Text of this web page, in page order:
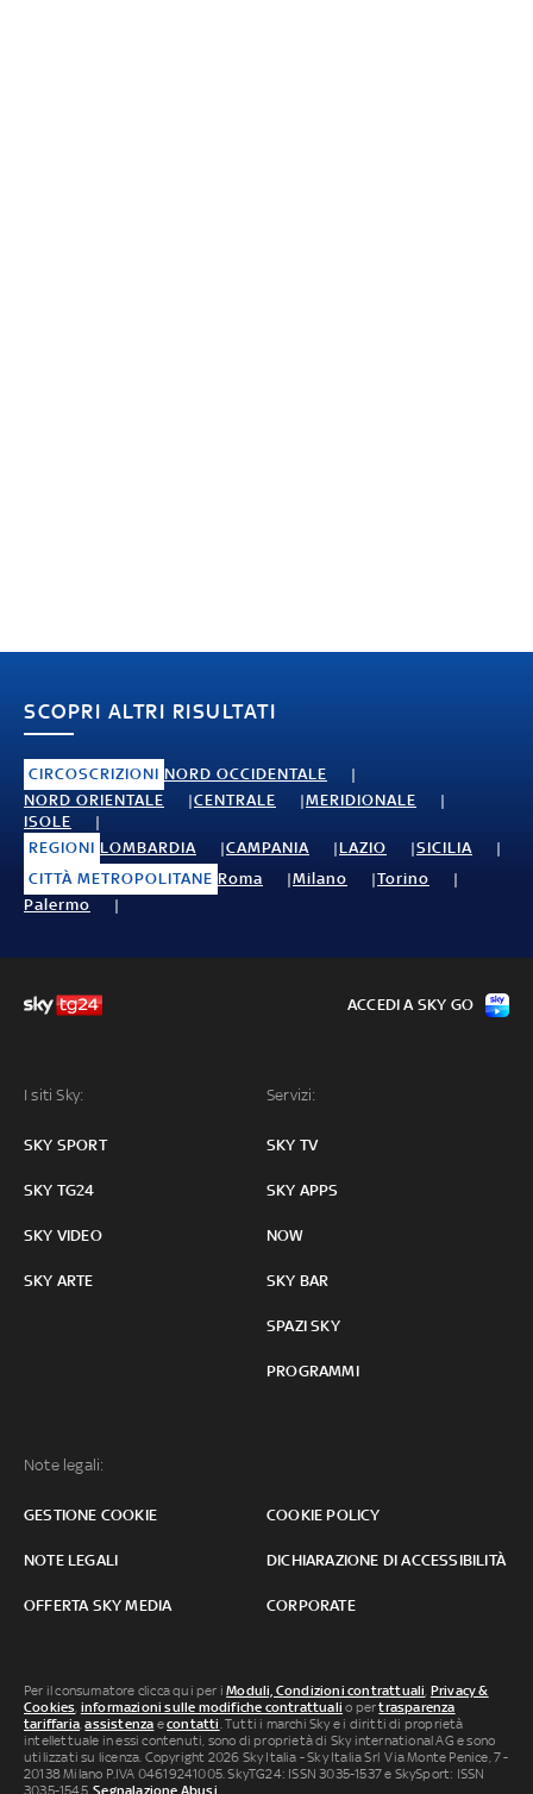
SCOPRI ALTRI RISULTATI
CIRCOSCRIZIONI NORD OCCIDENTALE
NORD ORIENTALE
CENTRALE
MERIDIONALE
ISOLE
REGIONI LOMBARDIA CAMPANIA LAZIO
SICILIA
CITTÀ METROPOLITANE Roma Milano
Torino
Palermo
I siti Sky:
SKY SPORT
SKY TG24
SKY VIDEO
SKY ARTE
Servizi:
SKY TV
SKY APPS
NOW
SKY BAR
SPAZI SKY
PROGRAMMI
Note legali:
GESTIONE COOKIE COOKIE POLICY
NOTE LEGALI DICHIARAZIONE DI ACCESSIBILITÀ
OFFERTA SKY MEDIA CORPORATE
ACCEDI A SKY GO
Per il consumatore clicca qui per iModuli, Condizioni contrattuali, Privacy &
Cookies, informazioni sulle modifiche contrattuali o pertrasparenza
tariffaria,assistenza econtatti. Tutti i marchi Sky e i diritti di proprietà
intellettuale in essi contenuti, sono di proprietà di Sky international AG e sono
utilizzati su licenza. Copyright 2026 Sky Italia - Sky Italia Srl Via Monte Penice, 7 -
20138 Milano P.IVA 04619241005. SkyTG24: ISSN 3035-1537 e SkySport: ISSN
3035-1545.Segnalazione Abusi